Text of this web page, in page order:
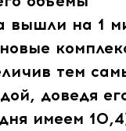
вышли на 1
тем
доведя
имеем